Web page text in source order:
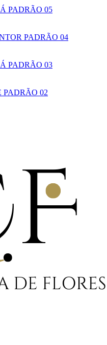
PADRÃO 05
PADRÃO 04
PADRÃO 03
PADRÃO 02